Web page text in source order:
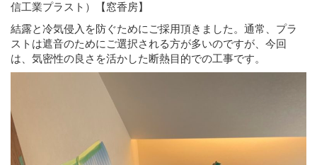
結露と冷気侵入を防ぐためにご採用頂きました。通常、プラ
ストは遮音のためにご選択される方が多いのですが、今回
は、気密性の良さを活かした断熱目的での工事です。